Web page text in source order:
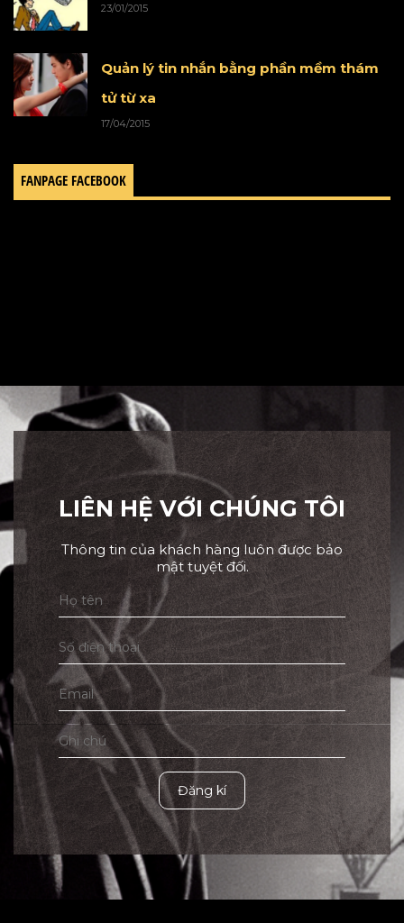
23/01/2015
Quản lý tin nhắn bằng phần mềm thám
tử từ xa
17/04/2015
FANPAGE FACEBOOK
LIÊN HỆ VỚI CHÚNG TÔI
Thông tin của khách hàng luôn được bảo
mật tuyệt đối.
Đăng kí